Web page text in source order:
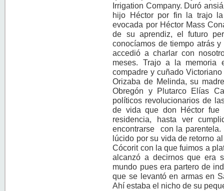
Irrigation Company. Duró
hijo Héctor por fin la trajo
evocada por Héctor Mass
de su aprendiz, el futuro
conocíamos de tiempo atrás
accedió a charlar con
meses. Trajo a la memoria
compadre y cuñado
Orizaba de Melinda, su
Obregón y Plutarco Elías
políticos revolucionarios de
de vida que don Héctor fue
residencia, hasta ver
encontrarse con la parentela.
lúcido por su vida de retorno
Cócorit con la que fuimos a
alcanzó a decirnos que era
mundo pues era partero de
que se levantó en armas en
Ahí estaba el nicho de su